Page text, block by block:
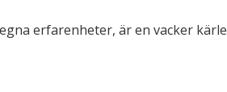
erfarenheter, är en vacker